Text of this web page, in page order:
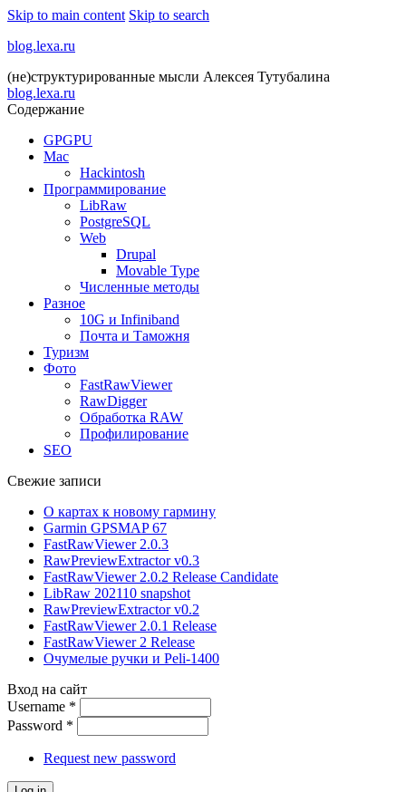
Skip to main content Skip to search
blog.lexa.ru
(не)структурированные мысли Алексея Тутубалина
blog.lexa.ru
Содержание
GPGPU
Mac
Hackintosh
Программирование
LibRaw
PostgreSQL
Web
Drupal
Movable Type
Численные методы
Разное
10G и Infiniband
Почта и Таможня
Туризм
Фото
FastRawViewer
RawDigger
Обработка RAW
Профилирование
SEO
Свежие записи
О картах к новому гармину
Garmin GPSMAP 67
FastRawViewer 2.0.3
RawPreviewExtractor v0.3
FastRawViewer 2.0.2 Release Candidate
LibRaw 202110 snapshot
RawPreviewExtractor v0.2
FastRawViewer 2.0.1 Release
FastRawViewer 2 Release
Очумелые ручки и Peli-1400
Вход на сайт
Username *
Password *
Request new password